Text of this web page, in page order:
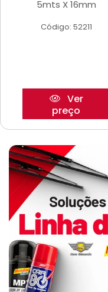
5mts X 16mm
Código: 52211
Ver
preço